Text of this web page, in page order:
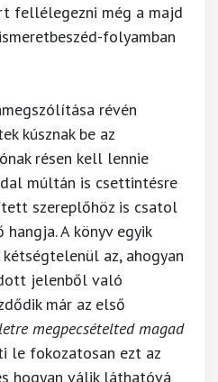
fellélegezni még a majd
folyamban
révén
kúsznak be az
résen kell lennie
múltán is csettintésre
szereplőhöz is csatol
A könyv egyik
az, ahogyan
jelenből való
már az első
megpecsételted magad
le fokozatosan ezt az
hogyan válik láthatóvá